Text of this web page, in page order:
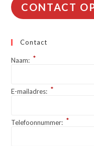
CONTACT
Contact
Naam: *
E-mailadres: *
Telefoonnummer: *